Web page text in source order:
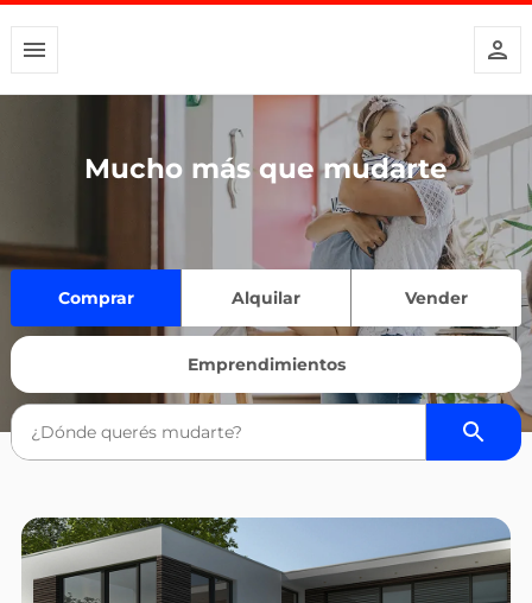
Mucho más que mudarte
Comprar Alquilar Vender
Emprendimientos